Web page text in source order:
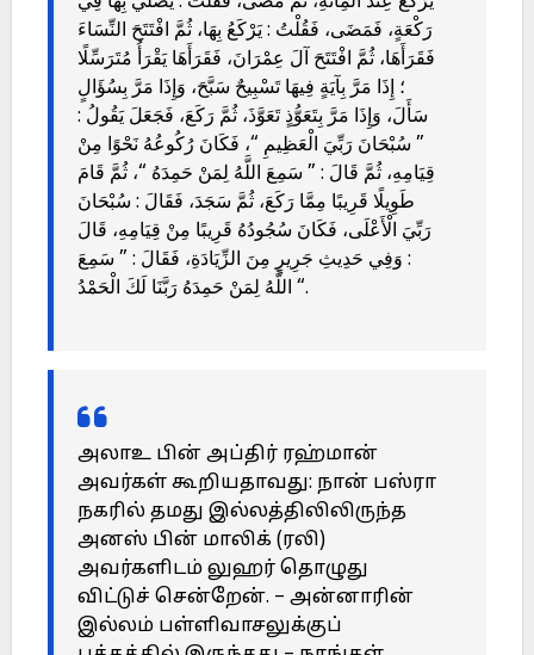
رَكْعَةٍ، فَمَضَى، فَقُلْتُ : يَرْكَعُ بِهَا، ثُمَّ افْتَتَحَ النِّسَاءَ
فَقَرَأَهَا، ثُمَّ افْتَتَحَ آلَ عِمْرَانَ، فَقَرَأَهَا يَقْرَأُ مُتَرَسِّلًا
؛ إِذَا مَرَّ بِآيَةٍ فِيهَا تَسْبِيحٌ سَبَّحَ، وَإِذَا مَرَّ بِسُؤَالٍ
سَأَلَ، وَإِذَا مَرَّ بِتَعَوُّذٍ تَعَوَّذَ، ثُمَّ رَكَعَ، فَجَعَلَ يَقُولُ :
” سُبْحَانَ رَبِّيَ الْعَظِيمِ “، فَكَانَ رُكُوعُهُ نَحْوًا مِنْ
قِيَامِهِ، ثُمَّ قَالَ : ” سَمِعَ اللَّهُ لِمَنْ حَمِدَهُ “، ثُمَّ قَامَ
طَوِيلًا قَرِيبًا مِمَّا رَكَعَ، ثُمَّ سَجَدَ، فَقَالَ : سُبْحَانَ
رَبِّيَ الْأَعْلَى، فَكَانَ سُجُودُهُ قَرِيبًا مِنْ قِيَامِهِ، قَالَ
: وَفِي حَدِيثِ جَرِيرٍ مِنَ الزِّيَادَةِ، فَقَالَ : ” سَمِعَ
اللَّهُ لِمَنْ حَمِدَهُ رَبَّنَا لَكَ الْحَمْدُ “.
அலாஉ பின் அப்திர் ரஹ்மான்
அவர்கள் கூறியதாவது: நான் பஸ்ரா
நகரில் தமது இல்லத்திலிலிருந்த
அனஸ் பின் மாலிக் (ரலி)
அவர்களிடம் லுஹர் தொழுது
விட்டுச் சென்றேன். – அன்னாரின்
இல்லம் பள்ளிவாசலுக்குப்